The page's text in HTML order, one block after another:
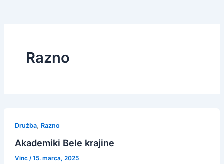
Razno
Družba, Razno
Akademiki Bele krajine
Vinc /15. marca, 2025